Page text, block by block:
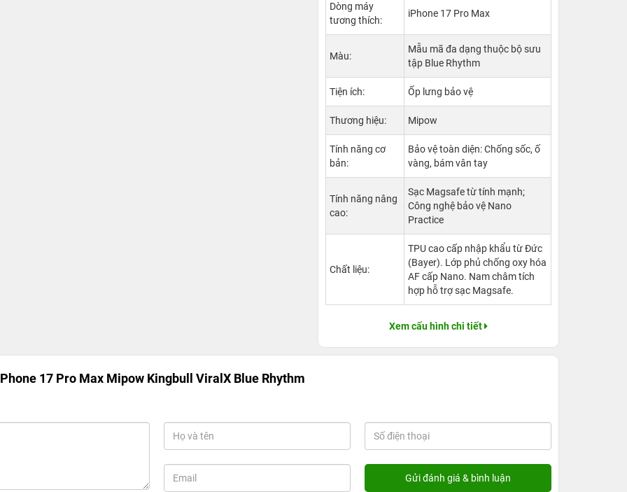
Dòng máy
tương thích:
iPhone 17 Pro Max
Màu:
Mẫu mã đa dạng thuộc bộ sưu
tập Blue Rhythm
Tiện ích: Ốp lưng bảo vệ
Thương hiệu: Mipow
Tính năng cơ
bản:
Bảo vệ toàn diện: Chống sốc, ố
vàng, bám vân tay
Tính năng nâng
cao:
Sạc Magsafe từ tính mạnh;
Công nghệ bảo vệ Nano
Practice
Chất liệu:
TPU cao cấp nhập khẩu từ Đức
(Bayer). Lớp phủ chống oxy hóa
AF cấp Nano. Nam châm tích
hợp hỗ trợ sạc Magsafe.
Xem cấu hình chi tiết
17 Pro Max Mipow Kingbull ViralX Blue Rhythm